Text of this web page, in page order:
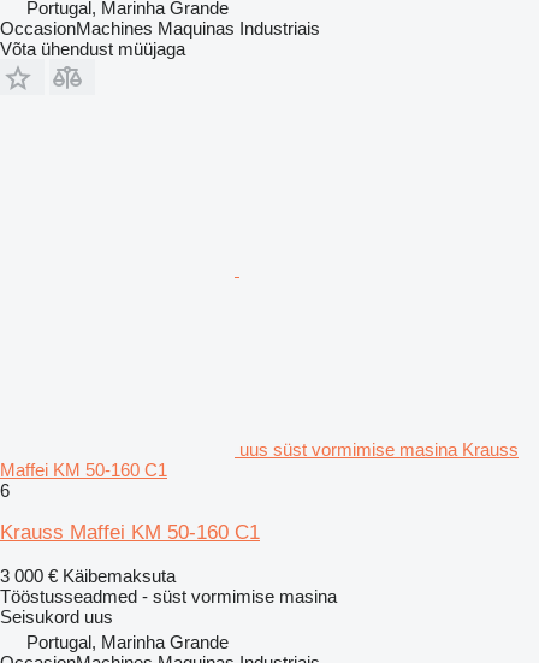
Portugal, Marinha Grande
OccasionMachines Maquinas Industriais
Võta ühendust müüjaga
uus süst vormimise masina Krauss
Maffei KM 50‑160 C1
6
Krauss Maffei KM 50‑160 C1
3 000 € Käibemaksuta
Tööstusseadmed - süst vormimise masina
Seisukord uus
Portugal, Marinha Grande